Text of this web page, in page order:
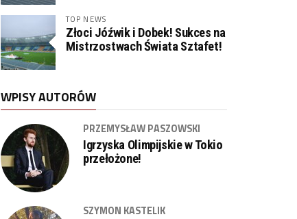
TOP NEWS
Złoci Jóźwik i Dobek! Sukces na
Mistrzostwach Świata Sztafet!
WPISY AUTORÓW
PRZEMYSŁAW PASZOWSKI
Igrzyska Olimpijskie w Tokio
przełożone!
SZYMON KASTELIK